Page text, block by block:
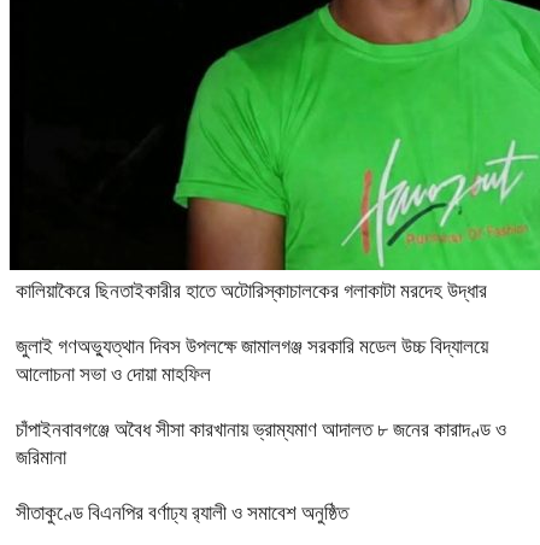
কালিয়াকৈরে ছিনতাইকারীর হাতে অটোরিস্কাচালকের গলাকাটা মরদেহ উদ্ধার
জুলাই গণঅভ্যুত্থান দিবস উপলক্ষে জামালগঞ্জ সরকারি মডেল উচ্চ বিদ্যালয়ে
আলোচনা সভা ও দোয়া মাহফিল
চাঁপাইনবাবগঞ্জে অবৈধ সীসা কারখানায় ভ্রাম্যমাণ আদালত ৮ জনের কারাদণ্ড ও
জরিমানা
সীতাকুণ্ডে বিএনপির বর্ণাঢ্য র‍্যালী ও সমাবেশ অনুষ্ঠিত